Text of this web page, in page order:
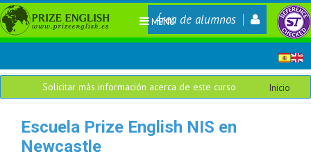
Área de alumnos
MENÚ
Inicio
Solicitar más información acerca de este curso
Escuela Prize English NIS en
Newcastle